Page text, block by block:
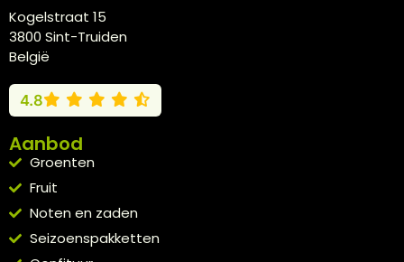
Kogelstraat 15
3800 Sint-Truiden
België
4.8
Aanbod
Groenten
Fruit
Noten en zaden
Seizoenspakketten